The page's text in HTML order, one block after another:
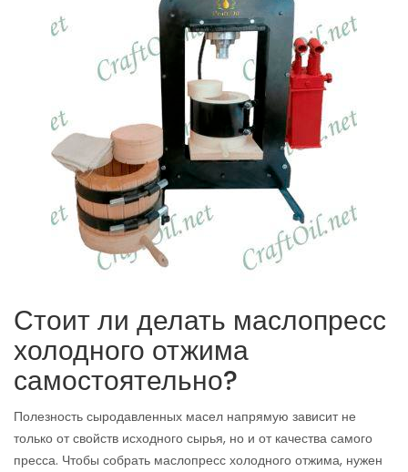
Стоит ли делать маслопресс
холодного отжима
самостоятельно?
Полезность сыродавленных масел напрямую зависит не
только от свойств исходного сырья, но и от качества самого
пресса. Чтобы собрать маслопресс холодного отжима, нужен